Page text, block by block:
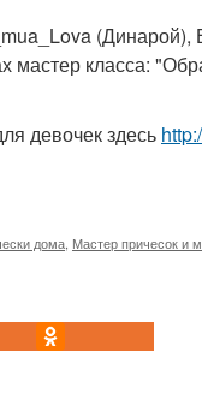
(Динарой),
мастер класса:
девочек здесь
дома Мастер причесок и